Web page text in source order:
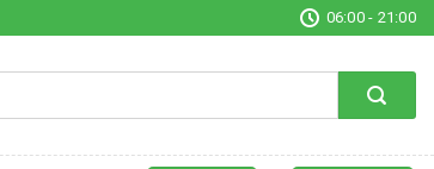
06:00 - 21:00